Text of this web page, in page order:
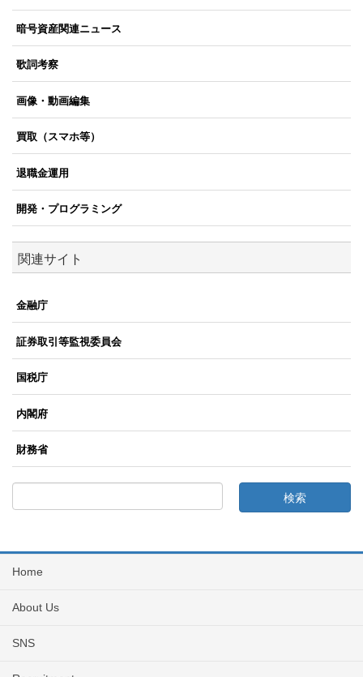
暗号資産関連ニュース
歌詞考察
画像・動画編集
買取（スマホ等）
退職金運用
開発・プログラミング
関連サイト
金融庁
証券取引等監視委員会
国税庁
内閣府
財務省
Home
About Us
SNS